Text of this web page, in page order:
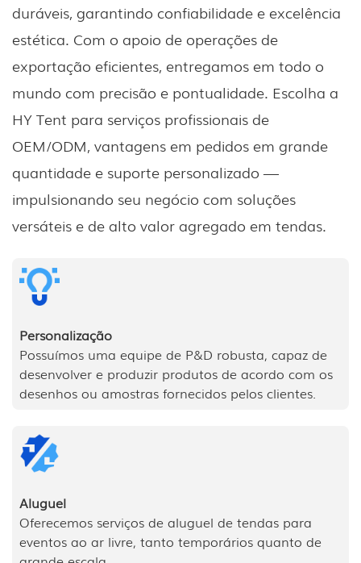
duráveis, garantindo confiabilidade e excelência
estética. Com o apoio de operações de
exportação eficientes, entregamos em todo o
mundo com precisão e pontualidade. Escolha a
HY Tent para serviços profissionais de
OEM/ODM, vantagens em pedidos em grande
quantidade e suporte personalizado —
impulsionando seu negócio com soluções
versáteis e de alto valor agregado em tendas.
Personalização
Possuímos uma equipe de P&D robusta, capaz de
desenvolver e produzir produtos de acordo com os
desenhos ou amostras fornecidos pelos clientes.
Aluguel
Oferecemos serviços de aluguel de tendas para
eventos ao ar livre, tanto temporários quanto de